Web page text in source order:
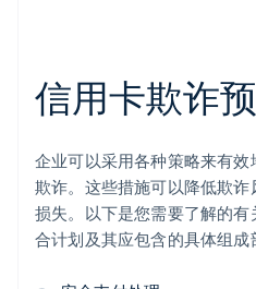
信用卡欺诈
企业可以采用各种策略来有
欺诈。这些措施可以降低欺
损失。以下是您需要了解的
合计划及其应包含的具体组成